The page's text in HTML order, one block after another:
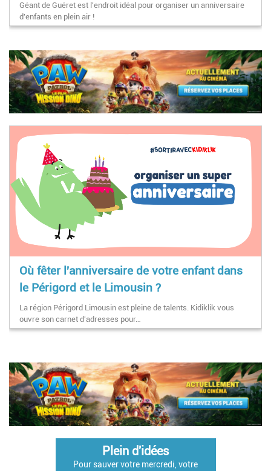
Géant de Guéret est l'endroit idéal pour organiser un anniversaire
d'enfants en plein air !
Où fêter l'anniversaire de votre enfant dans
le Périgord et le Limousin ?
La région Périgord Limousin est pleine de talents. Kidiklik vous
ouvre son carnet d'adresses pour…
Plein d'idées
Pour sauver votre mercredi, votre